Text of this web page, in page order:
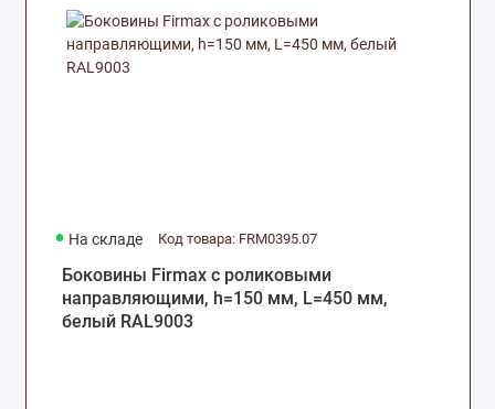
На складе Код товара: FRM0395.07
Боковины Firmax с роликовыми
направляющими, h=150 мм, L=450 мм,
белый RAL9003